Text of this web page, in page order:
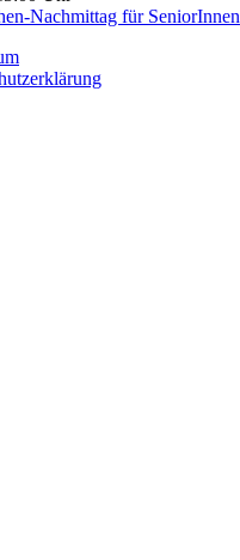
Nachmittag für SeniorInnen